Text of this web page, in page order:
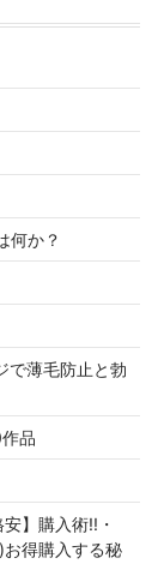
何か？
で薄毛防止と勃
品
】購入術!!・
得購入する秘